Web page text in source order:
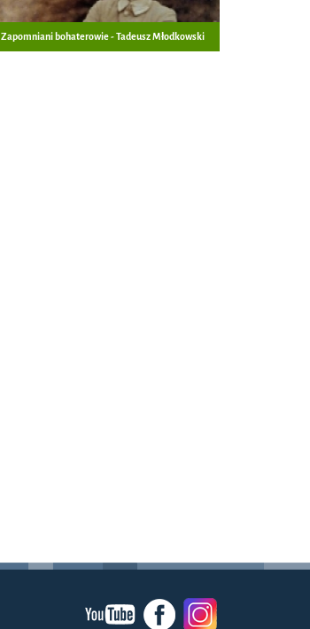
Zapomniani bohaterowie - Tadeusz Młodkowski